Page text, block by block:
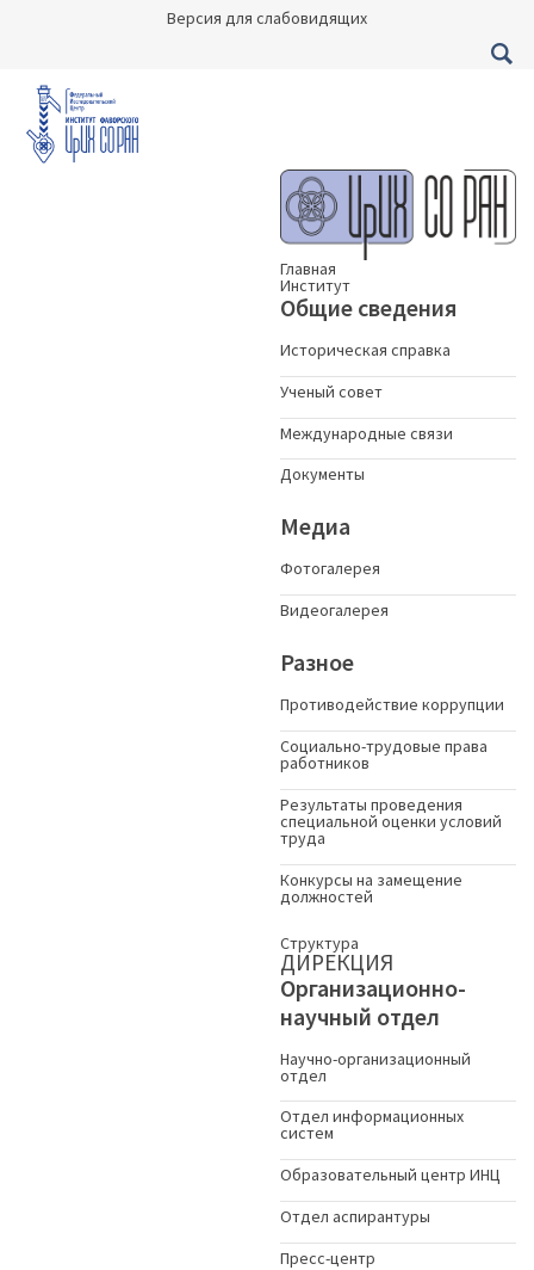
Версия для слабовидящих
Главная
Институт
Общие сведения
Историческая справка
Ученый совет
Международные связи
Документы
Медиа
Фотогалерея
Видеогалерея
Разное
Противодействие коррупции
Социально-трудовые права
работников
Результаты проведения
специальной оценки условий
труда
Конкурсы на замещение
должностей
Структура
ДИРЕКЦИЯ
Организационно-
научный отдел
Научно-организационный
отдел
Отдел информационных
систем
Образовательный центр ИНЦ
Отдел аспирантуры
Пресс-центр